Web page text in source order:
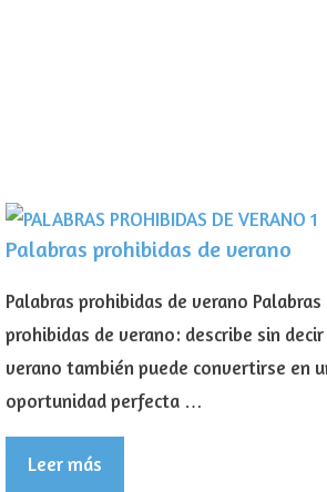
Palabras prohibidas de verano
Palabras prohibidas de verano Palabras
prohibidas de verano: describe sin decir
verano también puede convertirse en
oportunidad perfecta …
Leer más